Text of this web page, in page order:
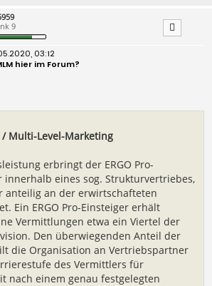
9
03:12
hier im Forum?
Multi-Level-Marketing
erbringt der ERGO Pro-
innerhalb eines sog. Strukturvertriebes,
anteilig an der erwirtschafteten
Ein ERGO Pro-Einsteiger erhält
Vermittlungen etwa ein Viertel der
Den überwiegenden Anteil der
die Organisation an Vertriebspartner
des Vermittlers für
nach einem genau festgelegten